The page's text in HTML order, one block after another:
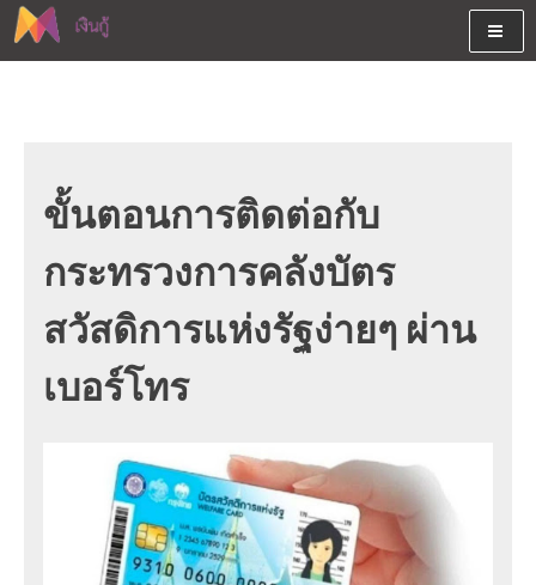
Skip
to
เงินสด และมีรีไฟแนนซ์ด้วย
ขั้นตอนการติดต่อกับ
กระทรวงการคลังบัตร
สวัสดิการแห่งรัฐง่ายๆ ผ่าน
เบอร์โทร